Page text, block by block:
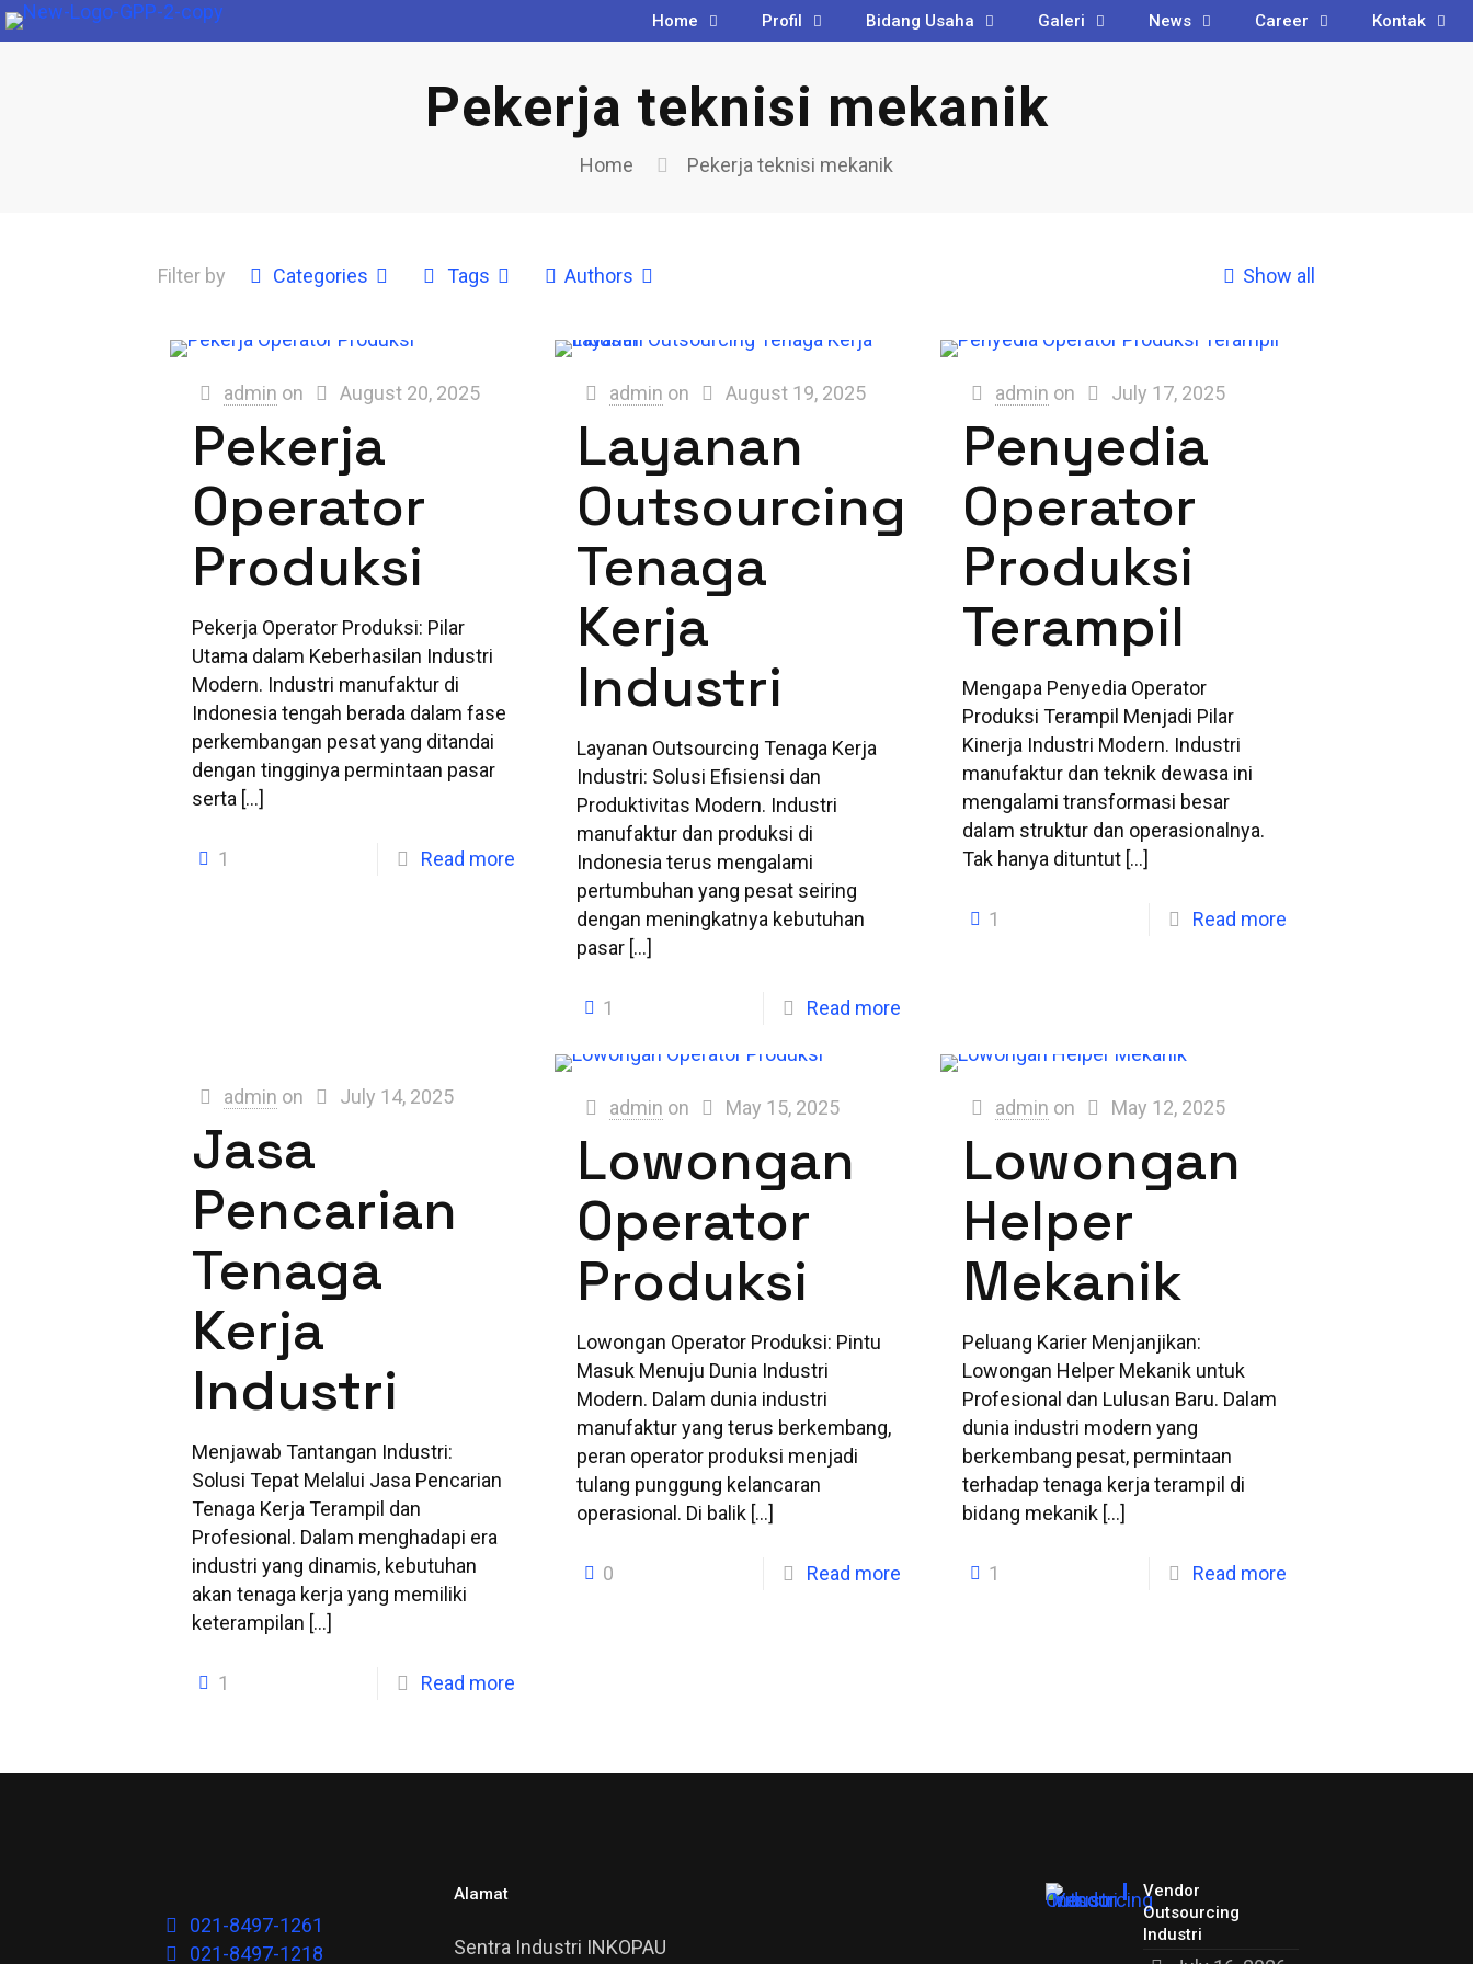
Home Profil Bidang Usaha Galeri News Career Kontak
Pekerja teknisi mekanik
Home Pekerja teknisi mekanik
Filter by Categories Tags Authors Show all
admin on August 20, 2025
Pekerja
Operator
Produksi
Pekerja Operator Produksi: Pilar
Utama dalam Keberhasilan Industri
Modern. Industri manufaktur di
Indonesia tengah berada dalam fase
perkembangan pesat yang ditandai
dengan tingginya permintaan pasar
serta […]
1 Read more
admin on August 19, 2025
Layanan
Outsourcing
Tenaga
Kerja
Industri
Layanan Outsourcing Tenaga Kerja
Industri: Solusi Efisiensi dan
Produktivitas Modern. Industri
manufaktur dan produksi di
Indonesia terus mengalami
pertumbuhan yang pesat seiring
dengan meningkatnya kebutuhan
pasar […]
1 Read more
admin on July 17, 2025
Penyedia
Operator
Produksi
Terampil
Mengapa Penyedia Operator
Produksi Terampil Menjadi Pilar
Kinerja Industri Modern. Industri
manufaktur dan teknik dewasa ini
mengalami transformasi besar
dalam struktur dan operasionalnya.
Tak hanya dituntut […]
1 Read more
admin on July 14, 2025
Jasa
Pencarian
Tenaga
Kerja
Industri
Menjawab Tantangan Industri:
Solusi Tepat Melalui Jasa Pencarian
Tenaga Kerja Terampil dan
Profesional. Dalam menghadapi era
industri yang dinamis, kebutuhan
akan tenaga kerja yang memiliki
keterampilan […]
1 Read more
admin on May 15, 2025
Lowongan
Operator
Produksi
Lowongan Operator Produksi: Pintu
Masuk Menuju Dunia Industri
Modern. Dalam dunia industri
manufaktur yang terus berkembang,
peran operator produksi menjadi
tulang punggung kelancaran
operasional. Di balik […]
0 Read more
admin on May 12, 2025
Lowongan
Helper
Mekanik
Peluang Karier Menjanjikan:
Lowongan Helper Mekanik untuk
Profesional dan Lulusan Baru. Dalam
dunia industri modern yang
berkembang pesat, permintaan
terhadap tenaga kerja terampil di
bidang mekanik […]
1 Read more
021-8497-1261
021-8497-1218
Alamat
Sentra Industri INKOPAU
Vendor
Outsourcing
Industri